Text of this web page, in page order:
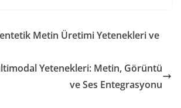
Metin Üretimi Yetenekleri ve
Yetenekleri: Metin, Görüntü
ve Ses Entegrasyonu